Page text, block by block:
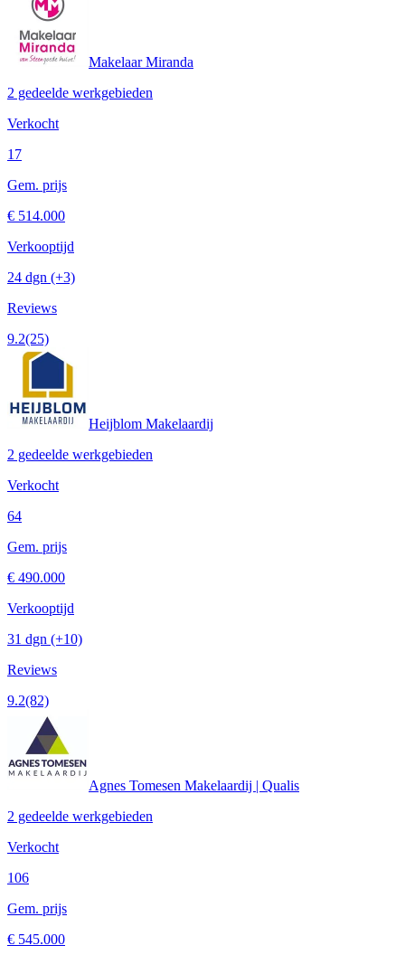
Makelaar Miranda
2 gedeelde werkgebieden
Verkocht
17
Gem. prijs
€ 514.000
Verkooptijd
24 dgn (+3)
Reviews
9.2(25)
Heijblom Makelaardij
2 gedeelde werkgebieden
Verkocht
64
Gem. prijs
€ 490.000
Verkooptijd
31 dgn (+10)
Reviews
9.2(82)
Agnes Tomesen Makelaardij | Qualis
2 gedeelde werkgebieden
Verkocht
106
Gem. prijs
€ 545.000